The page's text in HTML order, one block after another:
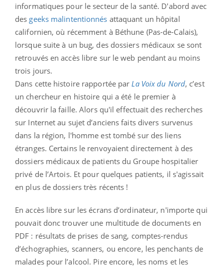
informatiques pour le secteur de la santé. D'abord avec
des geeks malintentionnés attaquant un hôpital
californien, où récemment à Béthune (Pas-de-Calais),
lorsque suite à un bug, des dossiers médicaux se sont
retrouvés en accès libre sur le web pendant au moins
trois jours.
Dans cette histoire rapportée par La Voix du Nord, c’est
un chercheur en histoire qui a été le premier à
découvrir la faille. Alors qu'il effectuait des recherches
sur Internet au sujet d’anciens faits divers survenus
dans la région, l'homme est tombé sur des liens
étranges. Certains le renvoyaient directement à des
dossiers médicaux de patients du Groupe hospitalier
privé de l’Artois. Et pour quelques patients, il s'agissait
en plus de dossiers très récents !
En accès libre sur les écrans d’ordinateur, n'importe qui
pouvait donc trouver une multitude de documents en
PDF : résultats de prises de sang, comptes-rendus
d’échographies, scanners, ou encore, les penchants de
malades pour l’alcool. Pire encore, les noms et les